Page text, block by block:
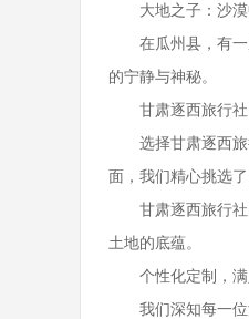
大地之子：沙漠
在瓜州县，有一
的宁静与神秘。
甘肃逐西旅行社
选择甘肃逐西旅
面，我们精心挑选
甘肃逐西旅行社
土地的底蕴。
个性化定制，满
我们深知每一位